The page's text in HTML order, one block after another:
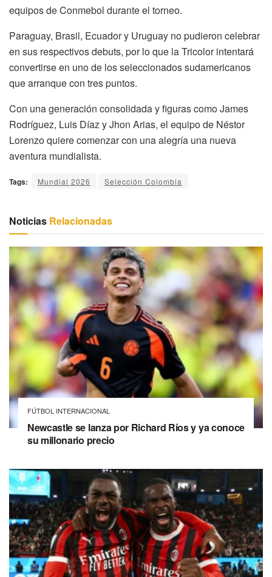
equipos de Conmebol durante el torneo.
Paraguay, Brasil, Ecuador y Uruguay no pudieron celebrar
en sus respectivos debuts, por lo que la Tricolor intentará
convertirse en uno de los seleccionados sudamericanos
que arranque con tres puntos.
Con una generación consolidada y figuras como James
Rodríguez, Luis Díaz y Jhon Arias, el equipo de Néstor
Lorenzo quiere comenzar con una alegría una nueva
aventura mundialista.
Tags: Mundial 2026 Selección Colombia
Noticias Relacionadas
FÚTBOL INTERNACIONAL
Newcastle se lanza por Richard Ríos y ya conoce
su millonario precio